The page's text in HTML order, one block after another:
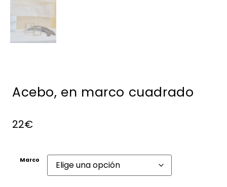
Acebo, en marco cuadrado
22€
Marco